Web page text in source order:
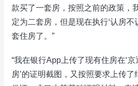
款买了一套房，按照之前的政策，
定为二套房，但是现在执行‘认房不
套住房了。”
“我在银行App上传了现有住房在‘京
房’的证明截图，又按照要求上传